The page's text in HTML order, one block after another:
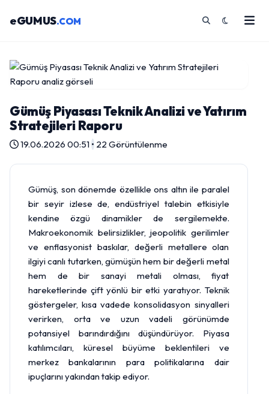
eGUMUS.COM
Gümüş Piyasası Teknik Analizi ve Yatırım
Stratejileri Raporu
19.06.2026 00:51• 22 Görüntülenme
Gümüş, son dönemde özellikle ons altın ile paralel
bir seyir izlese de, endüstriyel talebin etkisiyle
kendine özgü dinamikler de sergilemekte.
Makroekonomik belirsizlikler, jeopolitik gerilimler
ve enflasyonist baskılar, değerli metallere olan
ilgiyi canlı tutarken, gümüşün hem bir değerli metal
hem de bir sanayi metali olması, fiyat
hareketlerinde çift yönlü bir etki yaratıyor. Teknik
göstergeler, kısa vadede konsolidasyon sinyalleri
verirken, orta ve uzun vadeli görünümde
potansiyel barındırdığını düşündürüyor. Piyasa
katılımcıları, küresel büyüme beklentileri ve
merkez bankalarının para politikalarına dair
ipuçlarını yakından takip ediyor.